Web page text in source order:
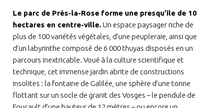
Le parc de Près-la-Rose forme une presqu’ile de 10
hectares en centre-ville.Un espace paysager riche de
plus de 100 variétés végétales, d’une peupleraie, ainsi que
d’un labyrinthe composé de 6 000 thuyas disposés en un
parcours inextricable. Voué à la culture scientifique et
technique, cet immense jardin abrite de constructions
insolites : la fontaine de Galilée, une sphère d’une tonne
flottant sur un socle de granit des Vosges – le pendule de